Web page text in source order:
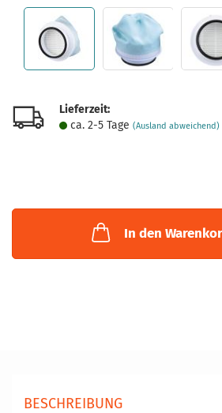
Lieferzeit:
ca. 2-5 Tage (Ausland abweichend)
In den
BESCHREIBUNG